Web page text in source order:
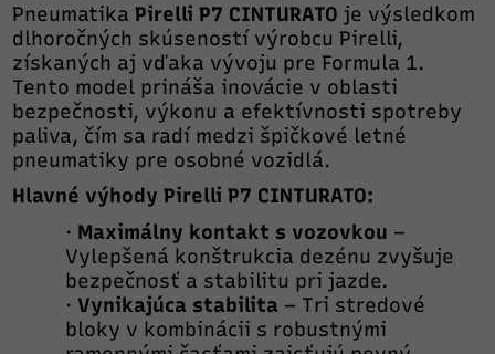
Pneumatika Pirelli P7 CINTURATO je výsledkom
dlhoročných skúseností výrobcu Pirelli,
získaných aj vďaka vývoju pre Formula 1.
Tento model prináša inovácie v oblasti
bezpečnosti, výkonu a efektívnosti spotreby
paliva, čím sa radí medzi špičkové letné
pneumatiky pre osobné vozidlá.
Hlavné výhody Pirelli P7 CINTURATO:
· Maximálny kontakt s vozovkou –
Vylepšená konštrukcia dezénu zvyšuje
bezpečnosť a stabilitu pri jazde.
· Vynikajúca stabilita – Tri stredové
bloky v kombinácii s robustnými